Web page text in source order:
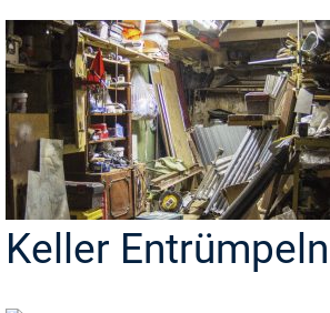
Keller Entrümpeln